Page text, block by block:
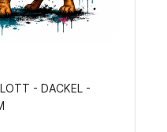
- DACKEL -